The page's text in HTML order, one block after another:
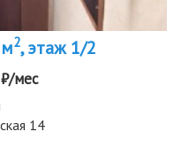
2, этаж 1/2
₽/мес
14